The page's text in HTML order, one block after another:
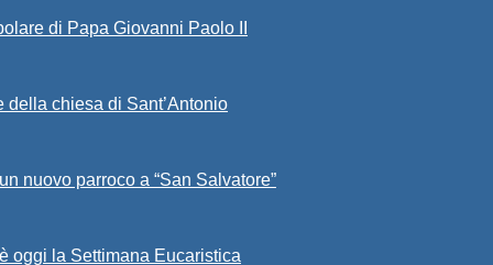
di Papa Giovanni Paolo II
della chiesa di Sant’Antonio
nuovo parroco a “San Salvatore”
oggi la Settimana Eucaristica